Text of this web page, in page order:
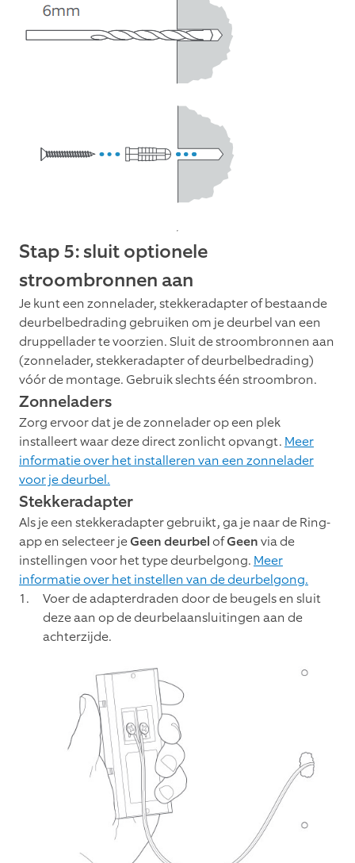
Stap 5: sluit optionele
stroombronnen aan
Je kunt een zonnelader, stekkeradapter of bestaande
deurbelbedrading gebruiken om je deurbel van een
druppellader te voorzien. Sluit de stroombronnen aan
(zonnelader, stekkeradapter of deurbelbedrading)
vóór de montage. Gebruik slechts één stroombron.
Zonneladers
Zorg ervoor dat je de zonnelader op een plek
installeert waar deze direct zonlicht opvangt. Meer
informatie over het installeren van een zonnelader
voor je deurbel.
Stekkeradapter
Als je een stekkeradapter gebruikt, ga je naar de Ring-
app en selecteer jeGeen deurbelofGeenvia de
instellingen voor het type deurbelgong. Meer
informatie over het instellen van de deurbelgong.
Voer de adapterdraden door de beugels en sluit
deze aan op de deurbelaansluitingen aan de
achterzijde.